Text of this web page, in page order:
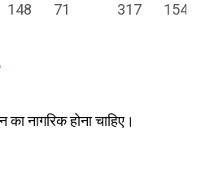
148 71 317 154
नागरिक होना चाहिए।